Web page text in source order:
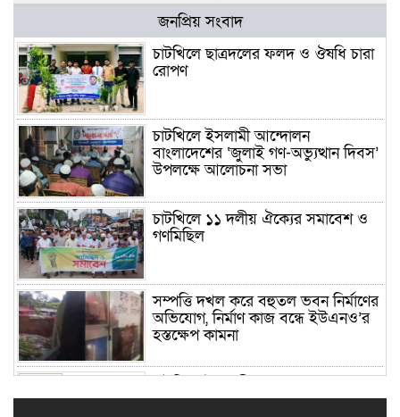
জনপ্রিয় সংবাদ
চাটখিলে ছাত্রদলের ফলদ ও ঔষধি চারা
রোপণ
চাটখিলে ইসলামী আন্দোলন
বাংলাদেশের ‘জুলাই গণ-অভ্যুত্থান দিবস’
উপলক্ষে আলোচনা সভা
চাটখিলে ১১ দলীয় ঐক্যের সমাবেশ ও
গণমিছিল
সম্পত্তি দখল করে বহুতল ভবন নির্মাণের
অভিযোগ, নির্মাণ কাজ বন্ধে ইউএনও’র
হস্তক্ষেপ কামনা
বাংলাদেশের গৃহনির্মাণ প্রকল্পের প্রথম